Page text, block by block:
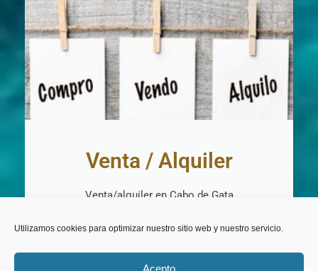
Utilizamos cookies para optimizar nuestro sitio web y nuestro servicio.
Acepto
Venta / Alquiler
Venta/alquiler en Cabo de Gata
+ INFO